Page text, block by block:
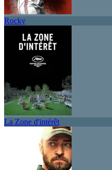
Rocky
La Zone d'intérêt